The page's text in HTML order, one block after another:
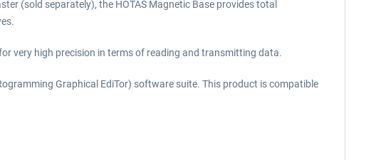
(sold separately), the HOTAS Magnetic Base provides total
very high precision in terms of reading and transmitting data.
Graphical EdiTor) software suite. This product is compatible